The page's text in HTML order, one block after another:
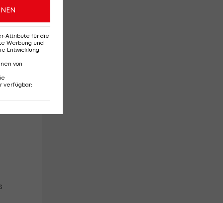
Attribute für die
Werbung und
Entwicklung
von
verfügbar: